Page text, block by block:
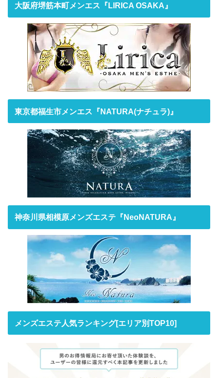
大阪府堺筋本町メンエス『LIRICA OSAKA』
東京都福生市メンエス『NATURA(ナチュラ)』
神奈川県相模原メンズエステ『NeoNATURA』
メンズエステ人気ランキング[エリア別TOP10]